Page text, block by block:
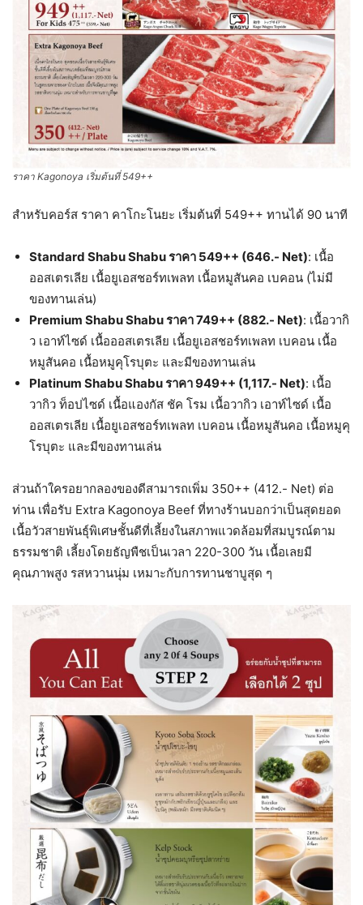
ราคา Kagonoya เริ่มต้นที่ 549++
สำหรับคอร์ส ราคา คาโกะโนยะ เริ่มต้นที่ 549++ ทานได้ 90 นาที
Standard Shabu Shabu ราคา 549++ (646.- Net): เนื้อ
ออสเตรเลีย เนื้อยูเอสชอร์ทเพลท เนื้อหมูสันคอ เบคอน (ไม่มี
ของทานเล่น)
Premium Shabu Shabu ราคา 749++ (882.- Net): เนื้อวากิ
ว เอาท์ไซด์ เนื้อออสเตรเลีย เนื้อยูเอสชอร์ทเพลท เบคอน เนื้อ
หมูสันคอ เนื้อหมูคุโรบุตะ และมีของทานเล่น
Platinum Shabu Shabu ราคา 949++ (1,117.- Net): เนื้อ
วากิว ท็อปไซด์ เนื้อแองกัส ชัค โรม เนื้อวากิว เอาท์ไซด์ เนื้อ
ออสเตรเลีย เนื้อยูเอสชอร์ทเพลท เบคอน เนื้อหมูสันคอ เนื้อหมูคุ
โรบุตะ และมีของทานเล่น
ส่วนถ้าใครอยากลองของดีสามารถเพิ่ม 350++ (412.- Net) ต่อ
ท่าน เพื่อรับ Extra Kagonoya Beef ที่ทางร้านบอกว่าเป็นสุดยอด
เนื้อวัวสายพันธุ์พิเศษชั้นดีที่เลี้ยงในสภาพแวดล้อมที่สมบูรณ์ตาม
ธรรมชาติ เลี้ยงโดยธัญพืชเป็นเวลา 220-300 วัน เนื้อเลยมี
คุณภาพสูง รสหวานนุ่ม เหมาะกับการทานชาบูสุด ๆ